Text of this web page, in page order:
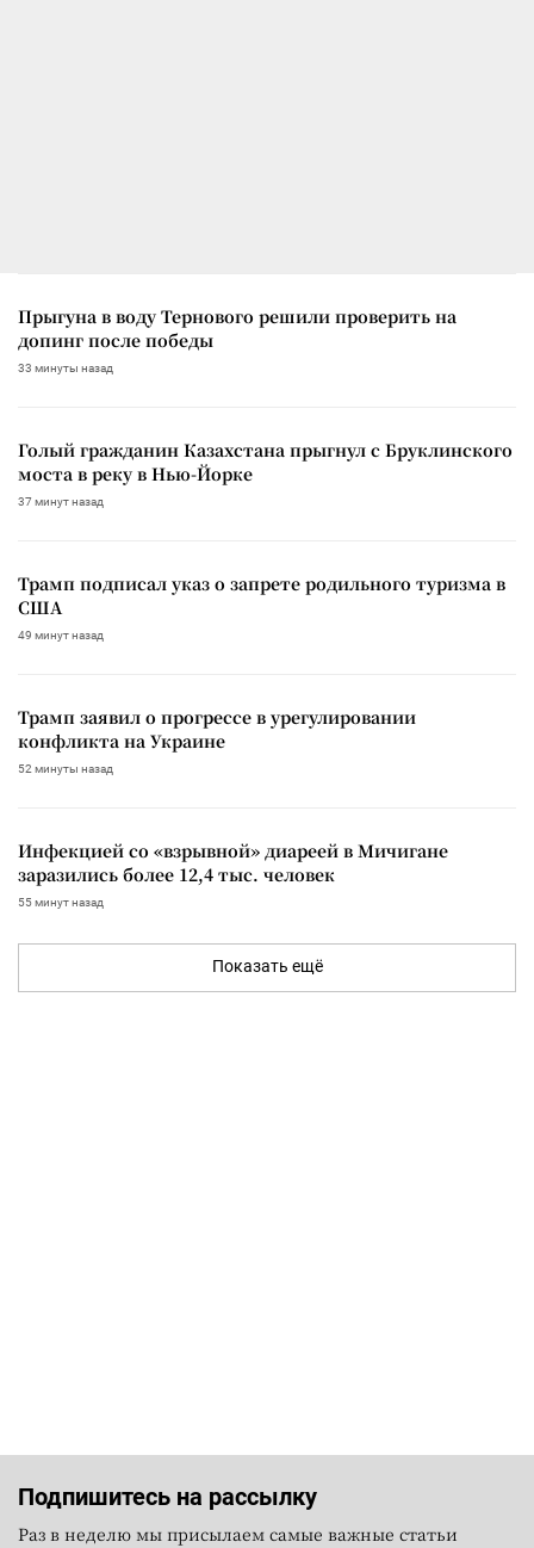
Прыгуна в воду Тернового решили проверить на
допинг после победы
33 минуты назад
Голый гражданин Казахстана прыгнул с Бруклинского
моста в реку в Нью-Йорке
37 минут назад
Трамп подписал указ о запрете родильного туризма в
США
49 минут назад
Трамп заявил о прогрессе в урегулировании
конфликта на Украине
52 минуты назад
Инфекцией со «взрывной» диареей в Мичигане
заразились более 12,4 тыс. человек
55 минут назад
Показать ещё
Подпишитесь на рассылку
Раз в неделю мы присылаем самые важные статьи